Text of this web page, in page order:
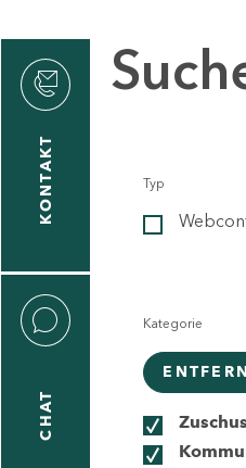
KONTAKT
CHAT
Typ
Kategorie